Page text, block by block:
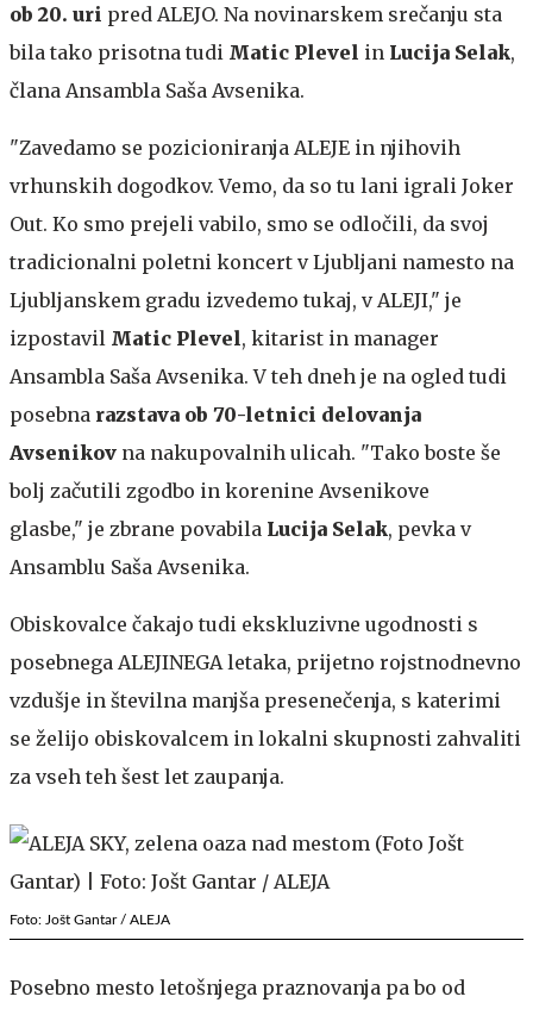
ob 20. uri pred ALEJO. Na novinarskem srečanju sta
bila tako prisotna tudi Matic Plevel in Lucija Selak,
člana Ansambla Saša Avsenika.
"Zavedamo se pozicioniranja ALEJE in njihovih
vrhunskih dogodkov. Vemo, da so tu lani igrali Joker
Out. Ko smo prejeli vabilo, smo se odločili, da svoj
tradicionalni poletni koncert v Ljubljani namesto na
Ljubljanskem gradu izvedemo tukaj, v ALEJI," je
izpostavil Matic Plevel, kitarist in manager
Ansambla Saša Avsenika. V teh dneh je na ogled tudi
posebna razstava ob 70-letnici delovanja
Avsenikov na nakupovalnih ulicah. "Tako boste še
bolj začutili zgodbo in korenine Avsenikove
glasbe," je zbrane povabila Lucija Selak, pevka v
Ansamblu Saša Avsenika.
Obiskovalce čakajo tudi ekskluzivne ugodnosti s
posebnega ALEJINEGA letaka, prijetno rojstnodnevno
vzdušje in številna manjša presenečenja, s katerimi
se želijo obiskovalcem in lokalni skupnosti zahvaliti
za vseh teh šest let zaupanja.
Foto: Jošt Gantar / ALEJA
Posebno mesto letošnjega praznovanja pa bo od